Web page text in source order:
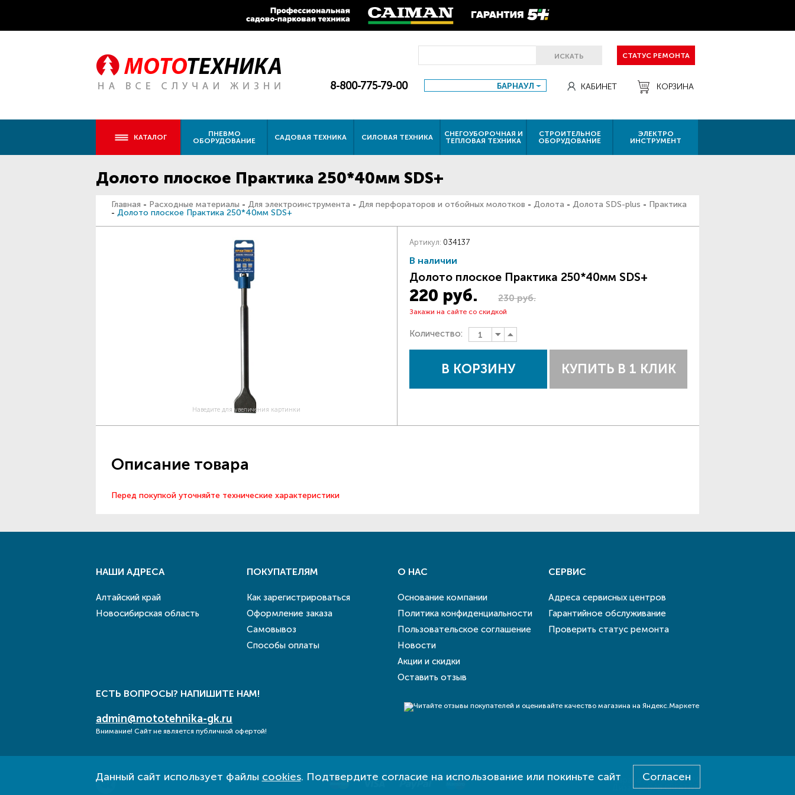
ИСКАТЬ СТАТУС РЕМОНТА
8-800-775-79-00 БАРНАУЛ КАБИНЕТ КОРЗИНА
КАТАЛОГ
ПНЕВМО
ОБОРУДОВАНИЕ
САДОВАЯ ТЕХНИКА СИЛОВАЯ ТЕХНИКА
СНЕГОУБОРОЧНАЯ И
ТЕПЛОВАЯ ТЕХНИКА
СТРОИТЕЛЬНОЕ
ОБОРУДОВАНИЕ
ЭЛЕКТРО
ИНСТРУМЕНТ
Долото плоское Практика 250*40мм SDS+
Главная - Расходные материалы - Для электроинструмента - Для перфораторов и отбойных молотков - Долота - Долота SDS-plus - Практика
- Долото плоское Практика 250*40мм SDS+
Наведите для увеличения картинки
Артикул: 034137
В наличии
Долото плоское Практика 250*40мм SDS+
220 руб. 230 руб.
Закажи на сайте со скидкой
Количество:
В КОРЗИНУ КУПИТЬ В 1 КЛИК
Описание товара
Перед покупкой уточняйте технические характеристики
Данный сайт использует файлы cookies. Подтвердите согласие на использование или покиньте сайт Согласен
НАШИ АДРЕСА
Алтайский край
Новосибирская область
ПОКУПАТЕЛЯМ
Как зарегистрироваться
Оформление заказа
Самовывоз
Способы оплаты
О НАС
Основание компании
Политика конфиденциальности
Пользовательское соглашение
Новости
Акции и скидки
Оставить отзыв
СЕРВИС
Адреса сервисных центров
Гарантийное обслуживание
Проверить статус ремонта
ЕСТЬ ВОПРОСЫ? НАПИШИТЕ НАМ!
admin@mototehnika-gk.ru
Внимание! Сайт не является публичной офертой!
Разработка - E-SYSTEM
Дизайн - DAB.CREATIVE